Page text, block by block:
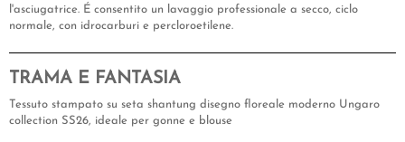
l'asciugatrice. É consentito un lavaggio professionale a secco, ciclo
normale, con idrocarburi e percloroetilene.
TRAMA E FANTASIA
Tessuto stampato su seta shantung disegno floreale moderno Ungaro
collection SS26, ideale per gonne e blouse